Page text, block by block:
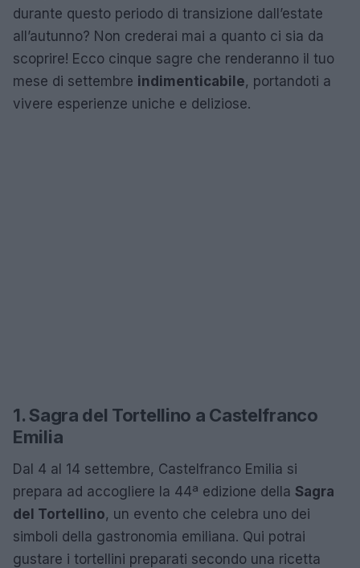
durante questo periodo di transizione dall’estate
all’autunno? Non crederai mai a quanto ci sia da
scoprire! Ecco cinque sagre che renderanno il tuo
mese di settembre indimenticabile, portandoti a
vivere esperienze uniche e deliziose.
1. Sagra del Tortellino a Castelfranco
Emilia
Dal 4 al 14 settembre, Castelfranco Emilia si
prepara ad accogliere la 44ª edizione della Sagra
del Tortellino, un evento che celebra uno dei
simboli della gastronomia emiliana. Qui potrai
gustare i tortellini preparati secondo una ricetta